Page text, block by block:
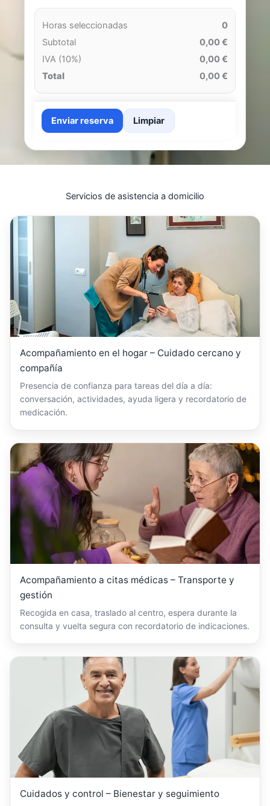
Horas seleccionadas
0
Subtotal
0,00 €
IVA (10%)
0,00 €
Total
0,00 €
Enviar reserva Limpiar
Servicios de asistencia a domicilio
Acompañamiento en el hogar – Cuidado cercano y
compañía
Presencia de confianza para tareas del día a día:
conversación, actividades, ayuda ligera y recordatorio de
medicación.
Acompañamiento a citas médicas – Transporte y
gestión
Recogida en casa, traslado al centro, espera durante la
consulta y vuelta segura con recordatorio de indicaciones.
Cuidados y control – Bienestar y seguimiento